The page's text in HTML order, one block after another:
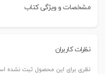
مشخصات و ویژگی کتاب
نظرات کاربران
نظری برای این محصول ثبت نشده